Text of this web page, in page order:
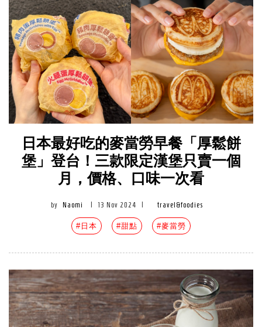
日本最好吃的麥當勞早餐「厚鬆餅
堡」登台！三款限定漢堡只賣一個
月，價格、口味一次看
by Naomi 13 Nov 2024 travel&foodies
#日本 #甜點 #麥當勞